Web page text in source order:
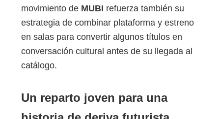
movimiento de MUBI refuerza también su
estrategia de combinar plataforma y estreno
en salas para convertir algunos títulos en
conversación cultural antes de su llegada al
catálogo.
Un reparto joven para una